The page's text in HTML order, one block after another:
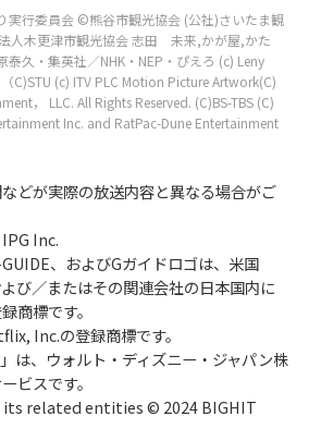
実行委員会 ©熊谷市観光協会 (公社)さいたま観
人木更津市観光協会志田 未来,かが屋,かた
泰久・集英社／NHK・NEP・ぴえろ (c) Leny
（C)STU (c) ITV PLC Motion Picture Artwork(C)
， LLC. All Rights Reserved. (C)BS-TBS (C)
Inc. and RatPac-Dune Entertainment
どが実際の放送内容と異なる場合がご
Inc.
、およびGガイドロゴは、米国
び／またはその関連会社の日本国内に
商標です。
Inc.の登録商標です。
」は、ウォルト・ディズニー・ジャパン株
ビスです。
its related entities © 2024 BIGHIT